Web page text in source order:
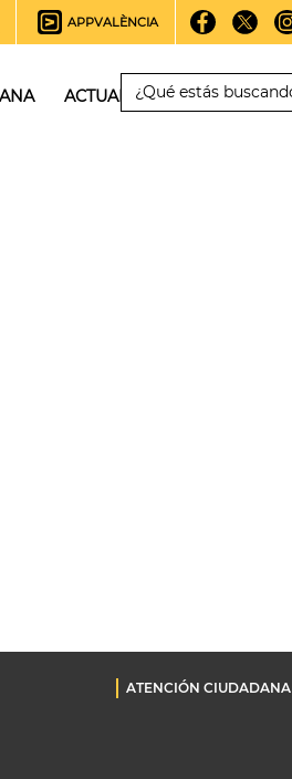
APPVALÈNCIA
ACTUALIDAD
ATENCIÓN CIUDADANA